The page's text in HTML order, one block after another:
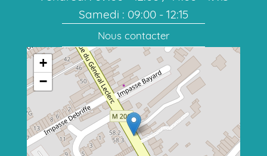
+
−
Samedi : 09:00 - 12:15
Nous contacter